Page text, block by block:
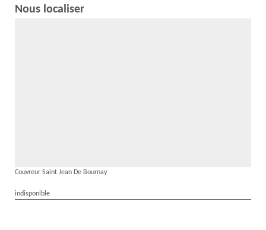
Nous localiser
Couvreur Saint Jean De Bournay
indisponible